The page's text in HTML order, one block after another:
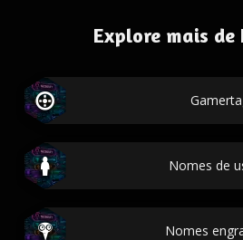
Explore mais de
Nomes de
Nomes